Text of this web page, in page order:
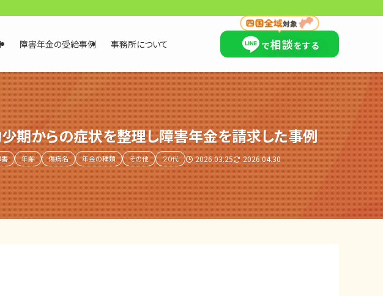
×
金相談センター
障害年金の受給事例 事務所について で相談をする
少期からの症状を整理し障害年金を請求した事例
年齢 傷病名 年金の種類 その他 ２０代 2026.03.25 2026.04.30